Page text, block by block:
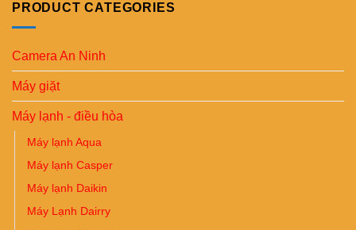
PRODUCT CATEGORIES
Camera An Ninh
Máy giặt
Máy lạnh - điều hòa
Máy lạnh Aqua
Máy lạnh Casper
Máy lạnh Daikin
Máy Lạnh Dairry